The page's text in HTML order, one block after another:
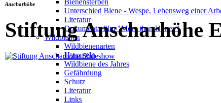
Bienensterben
Unterschied Biene - Wespe, Lebensweg einer
Literatur
Dokumentarfilm "More than Honey"
Wildbienen
Wildbienenarten
Hummeln
Wildbiene des Jahres
Gefährdung
Schutz
Literatur
Links
Anscharhöhe
Stiftung Anscharhöhe